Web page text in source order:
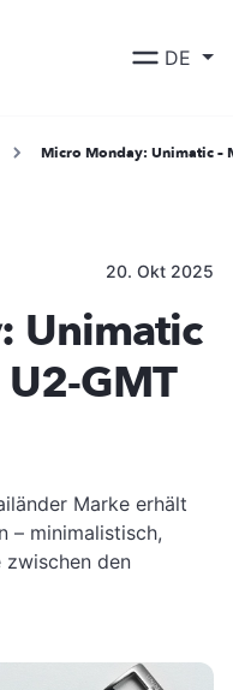
DE
Micro Monday: Unimatic –
20. Okt 2025
Unimatic
GMT
Marke erhält
– minimalistisch,
zwischen den